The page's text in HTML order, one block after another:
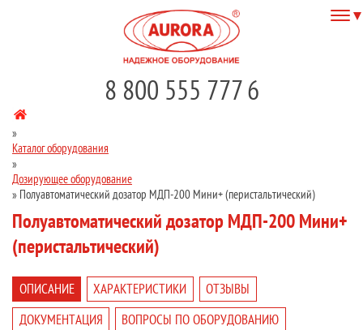
8 800 555 777 6
»
Каталог оборудования
»
Дозирующее оборудование
» Полуавтоматический дозатор МДП-200 Мини+ (перистальтический)
Полуавтоматический дозатор МДП-200 Мини+
(перистальтический)
ОПИСАНИЕ ХАРАКТЕРИСТИКИ
ОТЗЫВЫ
ДОКУМЕНТАЦИЯ
ВОПРОСЫ ПО ОБОРУДОВАНИЮ